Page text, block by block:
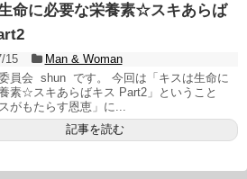
命に必要な栄養素☆スキあらば
15
Man & Woman
員会 shun です。 今回は「キスは生命に
素☆スキあらばキス Part2」ということ
がもたらす恩恵」に...
記事を読む